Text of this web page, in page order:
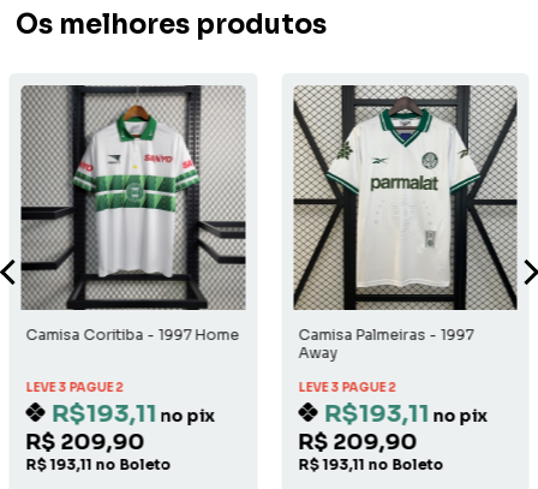
Os melhores produtos
Camisa Coritiba - 1997 Home
LEVE 3 PAGUE 2
R$193,11 no pix
R$ 209,90
R$ 193,11 no Boleto
Camisa Palmeiras - 1997
Away
LEVE 3 PAGUE 2
R$193,11 no pix
R$ 209,90
R$ 193,11 no Boleto